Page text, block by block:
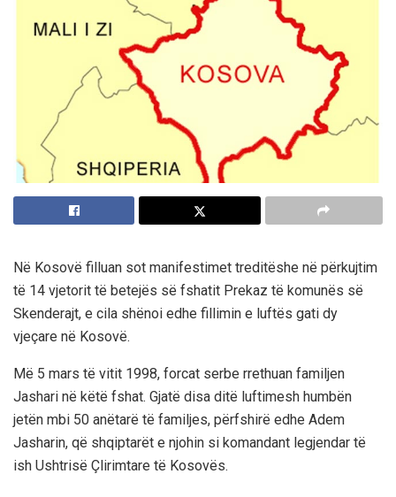
Në Kosovë filluan sot manifestimet treditëshe në përkujtim
të 14 vjetorit të betejës së fshatit Prekaz të komunës së
Skenderajt, e cila shënoi edhe fillimin e luftës gati dy
vjeçare në Kosovë.
Më 5 mars të vitit 1998, forcat serbe rrethuan familjen
Jashari në këtë fshat. Gjatë disa ditë luftimesh humbën
jetën mbi 50 anëtarë të familjes, përfshirë edhe Adem
Jasharin, që shqiptarët e njohin si komandant legjendar të
ish Ushtrisë Çlirimtare të Kosovës.